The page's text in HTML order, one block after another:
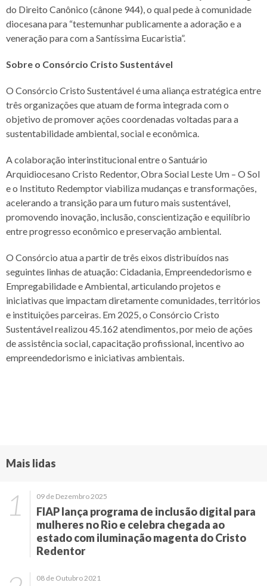
do Direito Canônico (cânone 944), o qual pede à comunidade
diocesana para “testemunhar publicamente a adoração e a
veneração para com a Santíssima Eucaristia”.
Sobre o Consórcio Cristo Sustentável
O Consórcio Cristo Sustentável é uma aliança estratégica entre
três organizações que atuam de forma integrada com o
objetivo de promover ações coordenadas voltadas para a
sustentabilidade ambiental, social e econômica.
A colaboração interinstitucional entre o Santuário
Arquidiocesano Cristo Redentor, Obra Social Leste Um – O Sol
e o Instituto Redemptor viabiliza mudanças e transformações,
acelerando a transição para um futuro mais sustentável,
promovendo inovação, inclusão, conscientização e equilíbrio
entre progresso econômico e preservação ambiental.
O Consórcio atua a partir de três eixos distribuídos nas
seguintes linhas de atuação: Cidadania, Empreendedorismo e
Empregabilidade e Ambiental, articulando projetos e
iniciativas que impactam diretamente comunidades, territórios
e instituições parceiras. Em 2025, o Consórcio Cristo
Sustentável realizou 45.162 atendimentos, por meio de ações
de assistência social, capacitação profissional, incentivo ao
empreendedorismo e iniciativas ambientais.
Mais lidas
09 de Dezembro 2025
FIAP lança programa de inclusão digital para
mulheres no Rio e celebra chegada ao
estado com iluminação magenta do Cristo
Redentor
08 de Outubro 2021